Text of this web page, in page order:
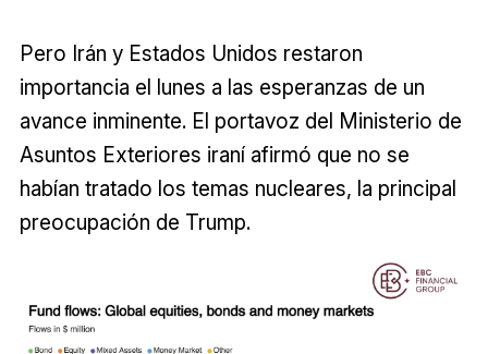
Pero Irán y Estados Unidos restaron
importancia el lunes a las esperanzas de un
avance inminente. El portavoz del Ministerio de
Asuntos Exteriores iraní afirmó que no se
habían tratado los temas nucleares, la principal
preocupación de Trump.